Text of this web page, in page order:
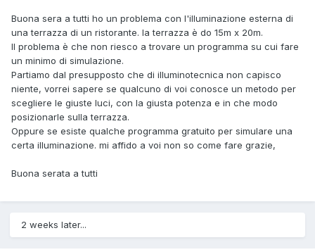
Buona sera a tutti ho un problema con l'illuminazione esterna di
una terrazza di un ristorante. la terrazza è do 15m x 20m.
Il problema è che non riesco a trovare un programma su cui fare
un minimo di simulazione.
Partiamo dal presupposto che di illuminotecnica non capisco
niente, vorrei sapere se qualcuno di voi conosce un metodo per
scegliere le giuste luci, con la giusta potenza e in che modo
posizionarle sulla terrazza.
Oppure se esiste qualche programma gratuito per simulare una
certa illuminazione. mi affido a voi non so come fare grazie,
Buona serata a tutti
2 weeks later...